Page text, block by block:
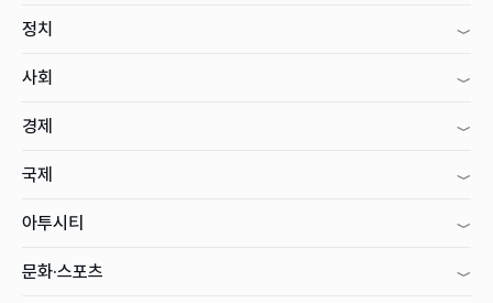
정치
사회
경제
국제
아투시티
문화·스포츠